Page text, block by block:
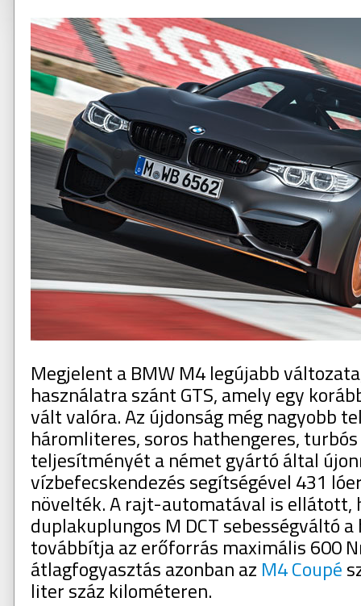
Megjelent a BMW M4 legújabb
használatra szánt GTS, amely egy
vált valóra. Az újdonság még nagyobb
háromliteres, soros hathengeres,
teljesítményét a német gyártó által
vízbefecskendezés segítségével 431
növelték. A rajt-automatával is ellátott,
duplakuplungos M DCT sebességváltó
továbbítja az erőforrás maximális 600
átlagfogyasztás azonban az M4 Coupé
liter száz kilométeren.